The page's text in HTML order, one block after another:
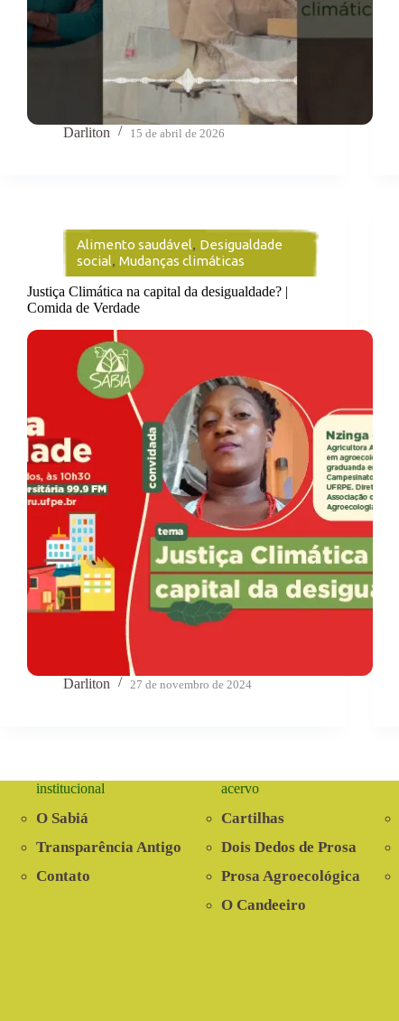
Darliton 15 de abril de 2026
Alimento saudável, Desigualdade
social, Mudanças climáticas
Justiça Climática na capital da desigualdade? |
Comida de Verdade
Darliton 27 de novembro de 2024
institucional
O Sabiá
Transparência Antigo
Contato
acervo
Cartilhas
Dois Dedos de Prosa
Prosa Agroecológica
O Candeeiro